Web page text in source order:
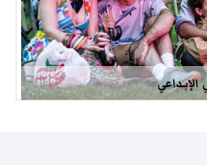
الإبداعي